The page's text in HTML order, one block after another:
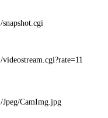
/snapshot.cgi
/videostream.cgi?rate=11
/Jpeg/CamImg.jpg